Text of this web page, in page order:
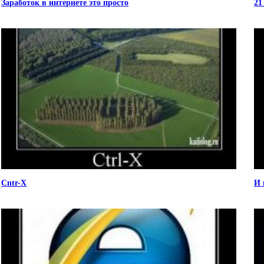
Заработок в интернете это просто
Cntr-X И